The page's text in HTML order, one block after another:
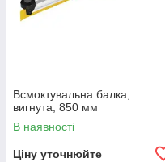
Всмоктувальна балка,
вигнута, 850 мм
В наявності
Ціну уточнюйте